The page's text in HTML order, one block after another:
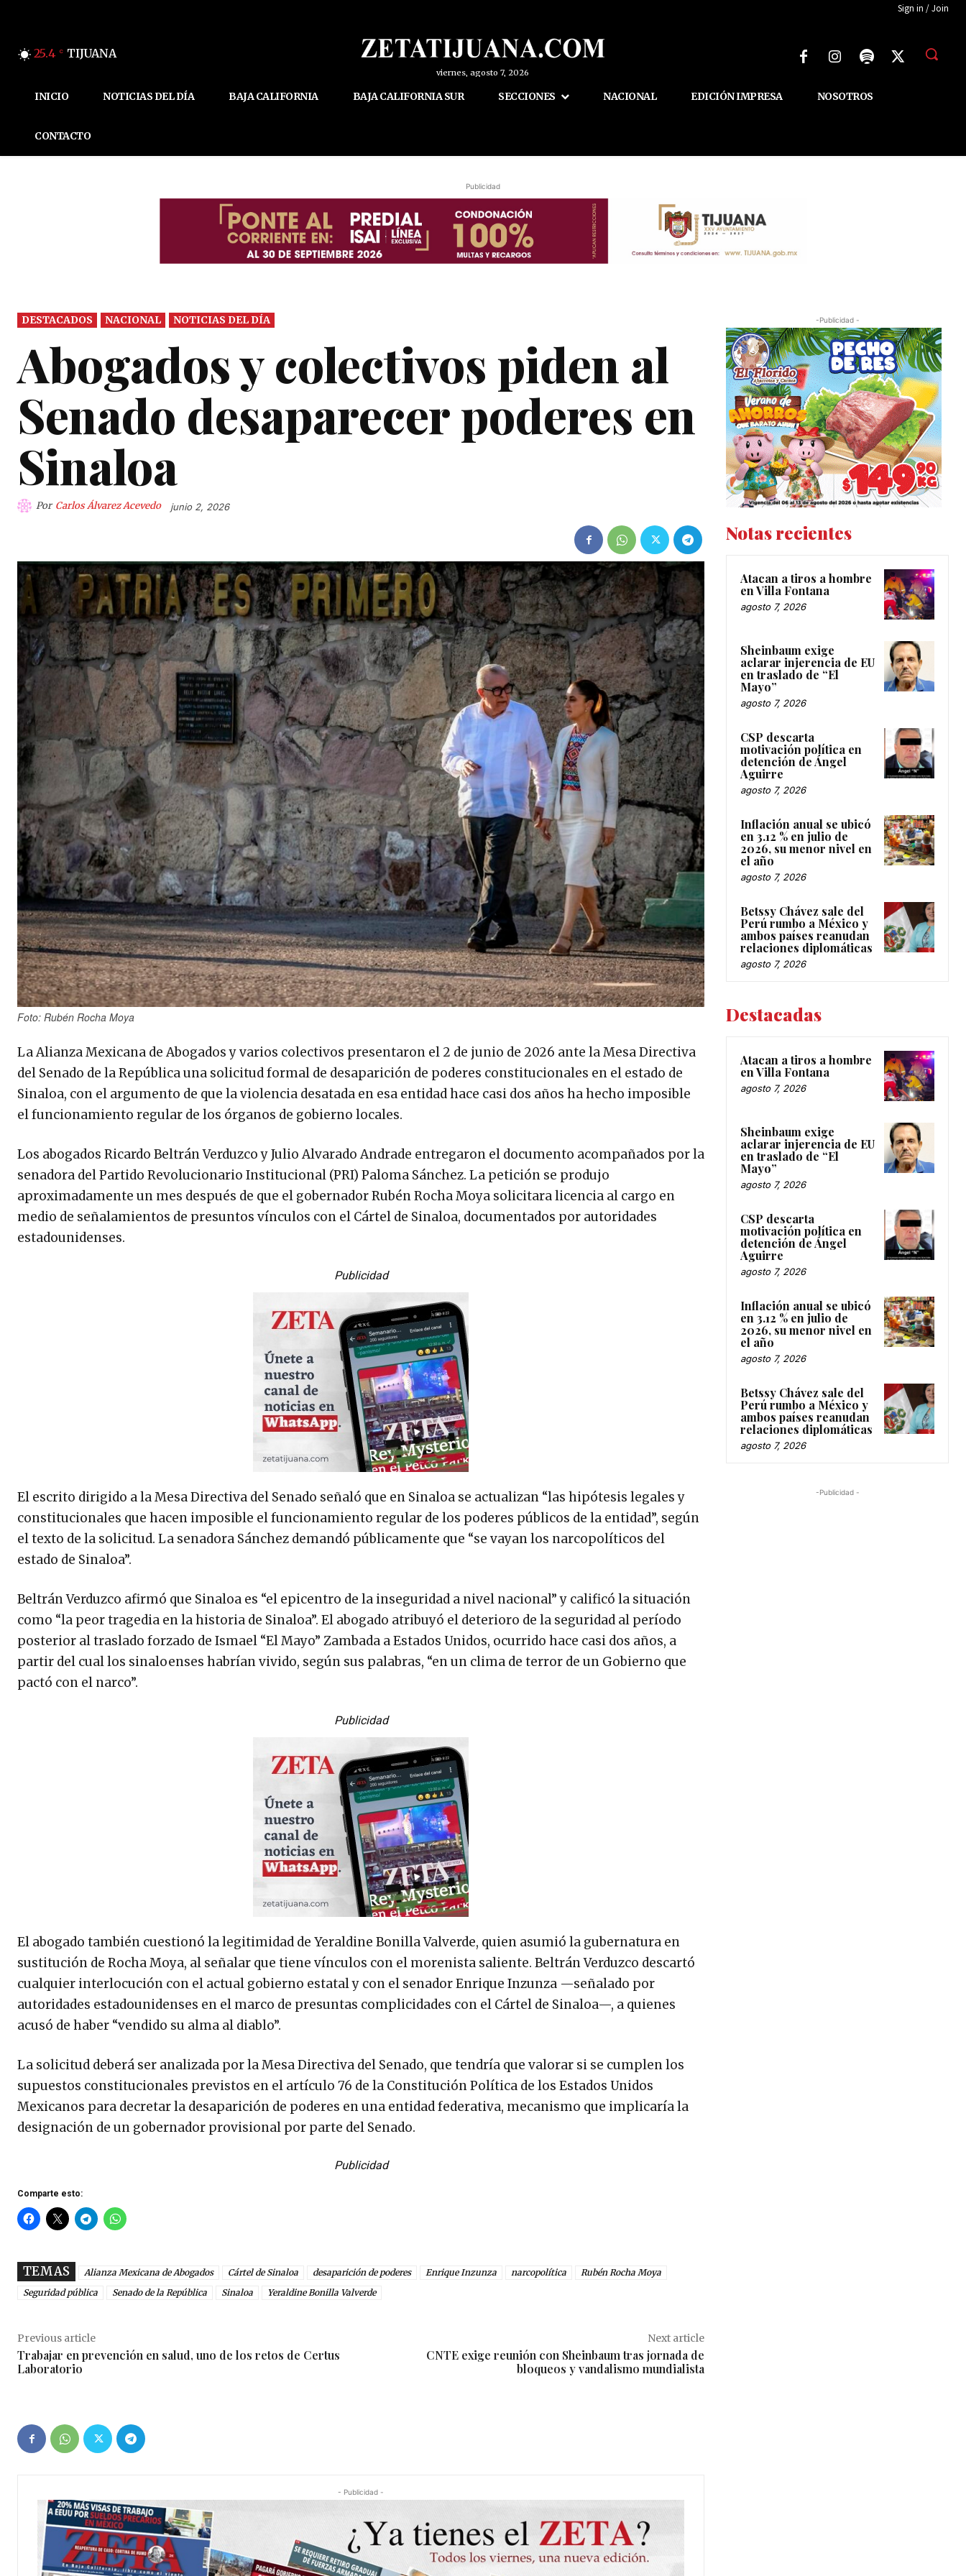
Sign in / Join
25.4 C TIJUANA
viernes, agosto 7, 2026
INICIO NOTICIAS DEL DÍA BAJA CALIFORNIA BAJA CALIFORNIA SUR SECCIONES NACIONAL EDICIÓN IMPRESA NOSOTROS
CONTACTO
Publicidad
DESTACADOS NACIONAL NOTICIAS DEL DÍA
Abogados y colectivos piden al
Senado desaparecer poderes en
Sinaloa
Por Carlos Álvarez Acevedo junio 2, 2026
Foto: Rubén Rocha Moya
La Alianza Mexicana de Abogados y varios colectivos presentaron el 2 de junio de 2026 ante la Mesa Directiva
del Senado de la República una solicitud formal de desaparición de poderes constitucionales en el estado de
Sinaloa, con el argumento de que la violencia desatada en esa entidad hace casi dos años ha hecho imposible
el funcionamiento regular de los órganos de gobierno locales.
Los abogados Ricardo Beltrán Verduzco y Julio Alvarado Andrade entregaron el documento acompañados por la
senadora del Partido Revolucionario Institucional (PRI) Paloma Sánchez. La petición se produjo
aproximadamente un mes después de que el gobernador Rubén Rocha Moya solicitara licencia al cargo en
medio de señalamientos de presuntos vínculos con el Cártel de Sinaloa, documentados por autoridades
estadounidenses.
Publicidad
El escrito dirigido a la Mesa Directiva del Senado señaló que en Sinaloa se actualizan “las hipótesis legales y
constitucionales que hacen imposible el funcionamiento regular de los poderes públicos de la entidad”, según
el texto de la solicitud. La senadora Sánchez demandó públicamente que “se vayan los narcopolíticos del
estado de Sinaloa”.
Beltrán Verduzco afirmó que Sinaloa es “el epicentro de la inseguridad a nivel nacional” y calificó la situación
como “la peor tragedia en la historia de Sinaloa”. El abogado atribuyó el deterioro de la seguridad al período
posterior al traslado forzado de Ismael “El Mayo” Zambada a Estados Unidos, ocurrido hace casi dos años, a
partir del cual los sinaloenses habrían vivido, según sus palabras, “en un clima de terror de un Gobierno que
pactó con el narco”.
Publicidad
El abogado también cuestionó la legitimidad de Yeraldine Bonilla Valverde, quien asumió la gubernatura en
sustitución de Rocha Moya, al señalar que tiene vínculos con el morenista saliente. Beltrán Verduzco descartó
cualquier interlocución con el actual gobierno estatal y con el senador Enrique Inzunza —señalado por
autoridades estadounidenses en el marco de presuntas complicidades con el Cártel de Sinaloa—, a quienes
acusó de haber “vendido su alma al diablo”.
La solicitud deberá ser analizada por la Mesa Directiva del Senado, que tendría que valorar si se cumplen los
supuestos constitucionales previstos en el artículo 76 de la Constitución Política de los Estados Unidos
Mexicanos para decretar la desaparición de poderes en una entidad federativa, mecanismo que implicaría la
designación de un gobernador provisional por parte del Senado.
Publicidad
Comparte esto:
TEMAS Alianza Mexicana de Abogados Cártel de Sinaloa desaparición de poderes Enrique Inzunza narcopolítica
Rubén Rocha Moya
Seguridad pública
Senado de la República Sinaloa Yeraldine Bonilla Valverde
Previous article
Trabajar en prevención en salud, uno de los retos de Certus
Laboratorio
Next article
CNTE exige reunión con Sheinbaum tras jornada de
bloqueos y vandalismo mundialista
- Publicidad -
-Publicidad -
Notas recientes
Atacan a tiros a hombre
en Villa Fontana
agosto 7, 2026
Sheinbaum exige
aclarar injerencia de EU
en traslado de “El
Mayo”
agosto 7, 2026
CSP descarta
motivación política en
detención de Ángel
Aguirre
agosto 7, 2026
Inflación anual se ubicó
en 3.12 % en julio de
2026, su menor nivel en
el año
agosto 7, 2026
Betssy Chávez sale del
Perú rumbo a México y
ambos países reanudan
relaciones diplomáticas
agosto 7, 2026
Destacadas
Atacan a tiros a hombre
en Villa Fontana
agosto 7, 2026
Sheinbaum exige
aclarar injerencia de EU
en traslado de “El
Mayo”
agosto 7, 2026
CSP descarta
motivación política en
detención de Ángel
Aguirre
agosto 7, 2026
Inflación anual se ubicó
en 3.12 % en julio de
2026, su menor nivel en
el año
agosto 7, 2026
Betssy Chávez sale del
Perú rumbo a México y
ambos países reanudan
relaciones diplomáticas
agosto 7, 2026
-Publicidad -